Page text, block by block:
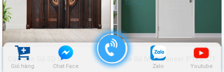
Giỏ hàng Chat Face Zalo Youtube
Cửa Vân Gỗ 5D 023 Cửa Gỗ MDF Veneer P1R8-C1